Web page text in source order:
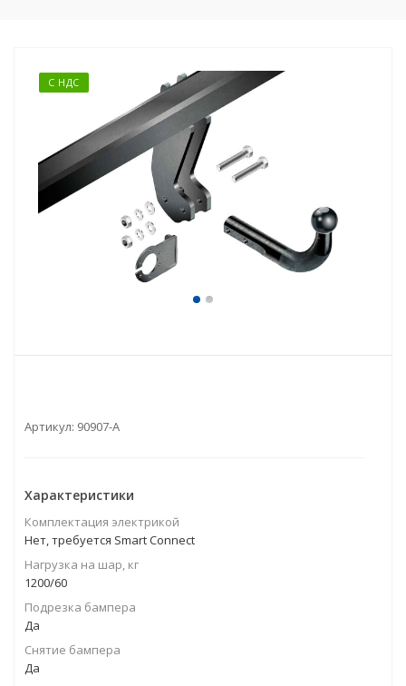
С НДС
Артикул: 90907-A
Характеристики
Комплектация электрикой
Нет, требуется Smart Connect
Нагрузка на шар, кг
1200/60
Подрезка бампера
Да
Снятие бампера
Да